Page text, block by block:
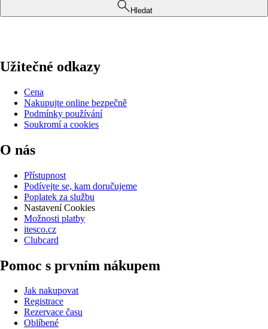
Hledat
Užitečné odkazy
Cena
Nakupujte online bezpečně
Podmínky používání
Soukromí a cookies
O nás
Přístupnost
Podívejte se, kam doručujeme
Poplatek za službu
Nastavení Cookies
Možnosti platby
itesco.cz
Clubcard
Pomoc s prvním nákupem
Jak nakupovat
Registrace
Rezervace času
Oblíbené